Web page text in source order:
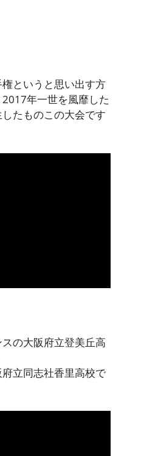
というと思い出す方
年一世を風靡した
たものこの大会です
の大阪府立登美丘高
立同志社香里高校で